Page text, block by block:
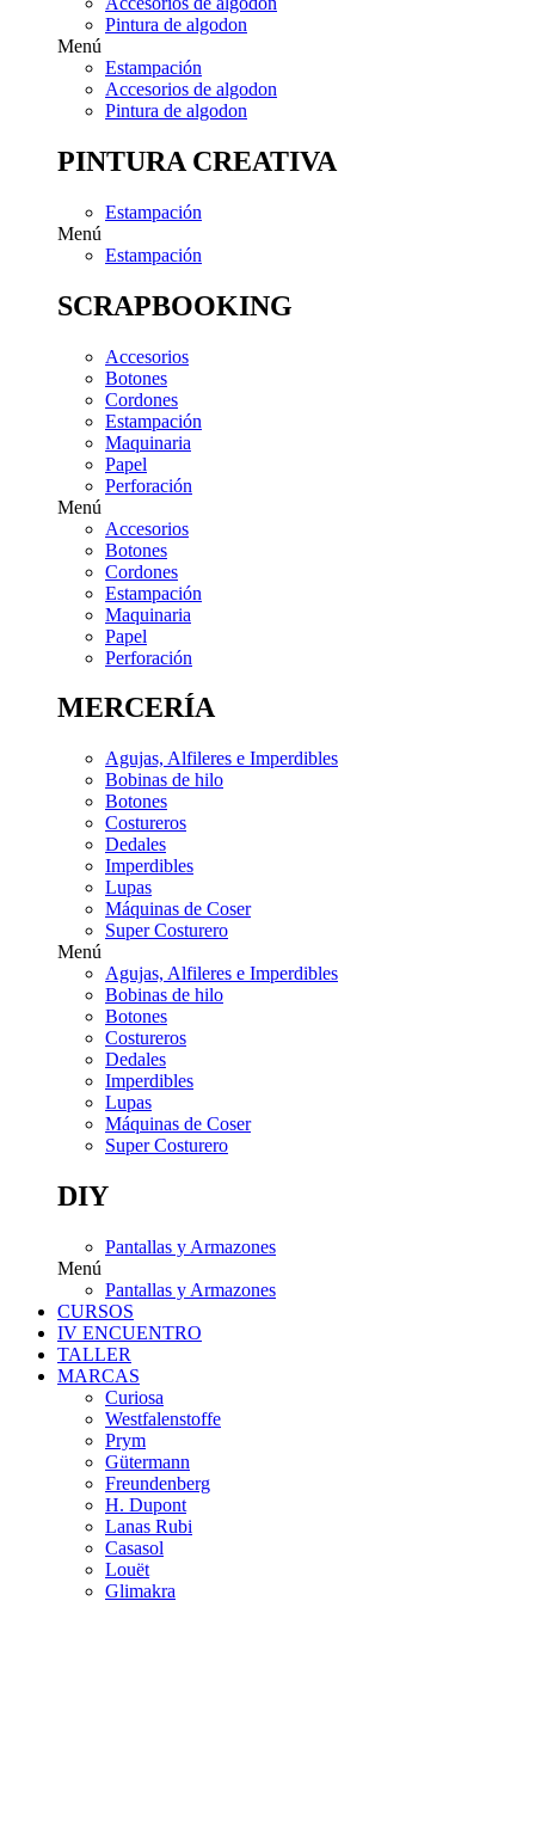
Pintura de algodon
Menú
Estampación
Accesorios de algodon
Pintura de algodon
PINTURA CREATIVA
Estampación
Menú
Estampación
SCRAPBOOKING
Accesorios
Botones
Cordones
Estampación
Maquinaria
Papel
Perforación
Menú
Accesorios
Botones
Cordones
Estampación
Maquinaria
Papel
Perforación
MERCERÍA
Agujas, Alfileres e Imperdibles
Bobinas de hilo
Botones
Costureros
Dedales
Imperdibles
Lupas
Máquinas de Coser
Super Costurero
Menú
Agujas, Alfileres e Imperdibles
Bobinas de hilo
Botones
Costureros
Dedales
Imperdibles
Lupas
Máquinas de Coser
Super Costurero
DIY
Pantallas y Armazones
Menú
Pantallas y Armazones
CURSOS
IV ENCUENTRO
TALLER
MARCAS
Curiosa
Westfalenstoffe
Prym
Gütermann
Freundenberg
H. Dupont
Lanas Rubi
Casasol
Louët
Glimakra